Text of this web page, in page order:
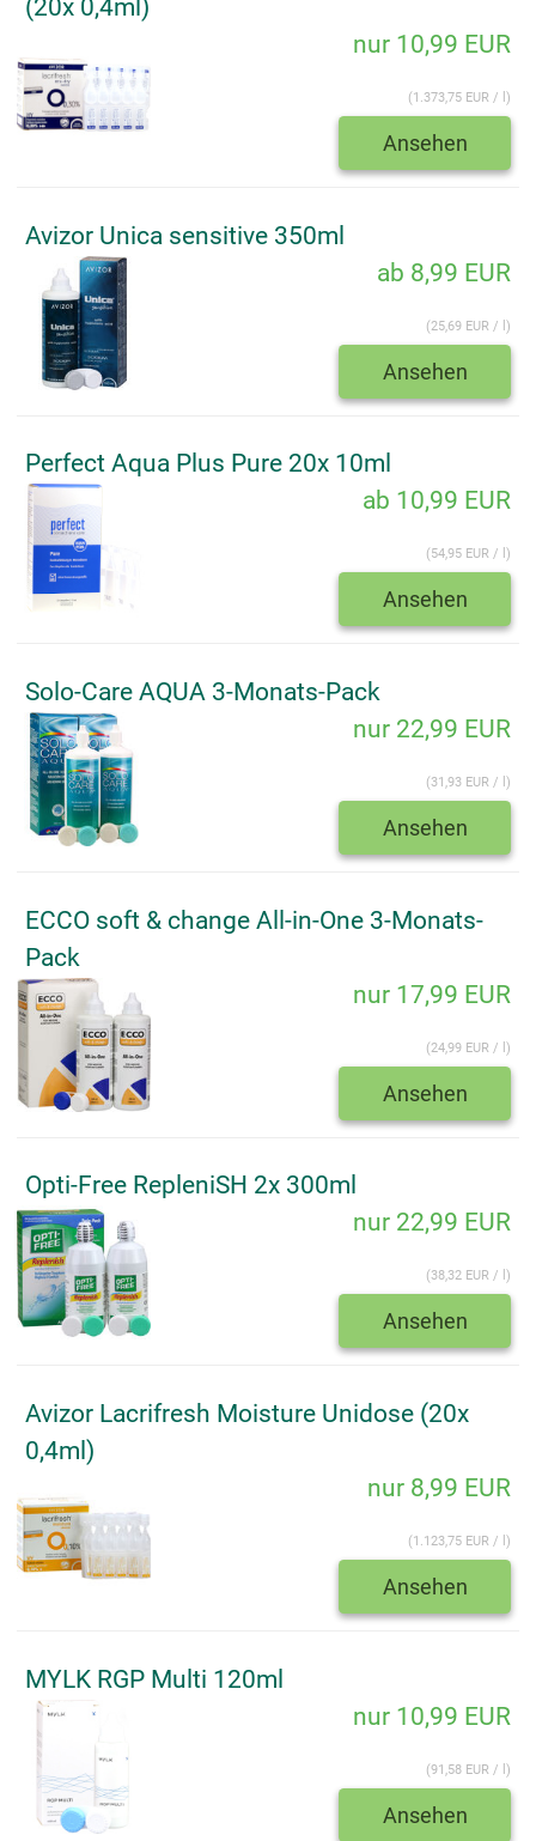
(20x 0,4ml)
nur 10,99 EUR
(1.373,75 EUR / l)
Ansehen
Avizor Unica sensitive 350ml
ab 8,99 EUR
(25,69 EUR / l)
Ansehen
Perfect Aqua Plus Pure 20x 10ml
ab 10,99 EUR
(54,95 EUR / l)
Ansehen
Solo-Care AQUA 3-Monats-Pack
nur 22,99 EUR
(31,93 EUR / l)
Ansehen
ECCO soft & change All-in-One 3-Monats-
Pack
nur 17,99 EUR
(24,99 EUR / l)
Ansehen
Opti-Free RepleniSH 2x 300ml
nur 22,99 EUR
(38,32 EUR / l)
Ansehen
Avizor Lacrifresh Moisture Unidose (20x
0,4ml)
nur 8,99 EUR
(1.123,75 EUR / l)
Ansehen
MYLK RGP Multi 120ml
nur 10,99 EUR
(91,58 EUR / l)
Ansehen